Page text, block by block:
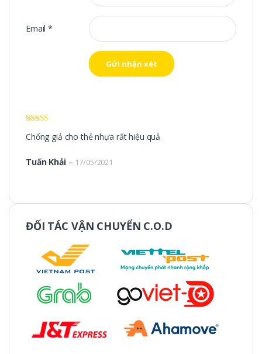
Email*
hạng55 sao
Chống giả cho thẻ nhựa rất hiệu quả
Tuấn Khải– 17/05/2021
ĐỐI TÁC VẬN CHUYỂN C.O.D